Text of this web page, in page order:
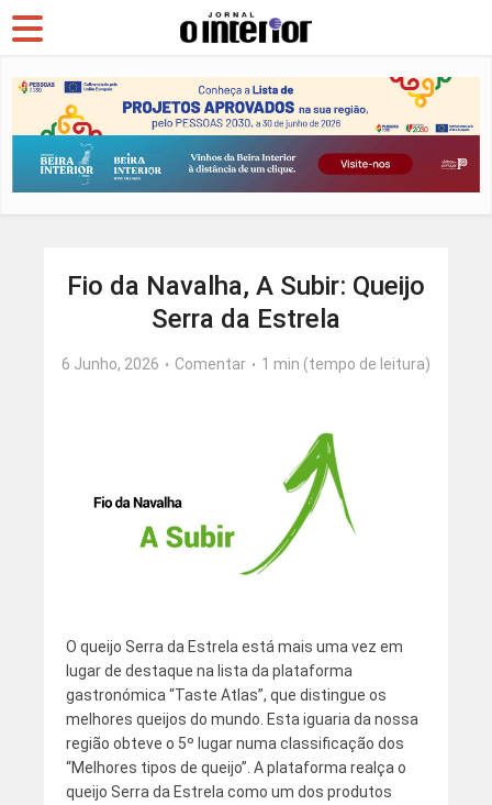
Fio da Navalha, A Subir: Queijo
Serra da Estrela
6 Junho, 2026 Comentar 1 min (tempo de leitura)
O queijo Serra da Estrela está mais uma vez em
lugar de destaque na lista da plataforma
gastronómica “Taste Atlas”, que distingue os
melhores queijos do mundo. Esta iguaria da nossa
região obteve o 5º lugar numa classificação dos
“Melhores tipos de queijo”. A plataforma realça o
queijo Serra da Estrela como um dos produtos